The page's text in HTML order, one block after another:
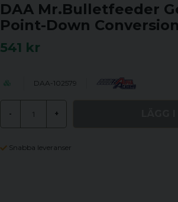
DAA Mr.Bulletfeeder
Point-Down
541 kr
DAA-102579
- +
Snabba leveranser